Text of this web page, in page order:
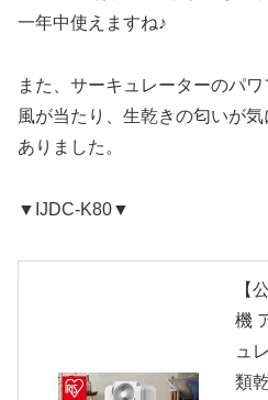
一年中使えますね♪
また、サーキュレーターのパ
風が当たり、生乾きの匂いが
ありました。
▼IJDC-K80▼
【
機
ュ
類